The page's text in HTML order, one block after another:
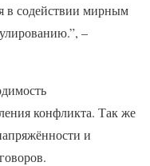
в содействии мирным
–
конфликта. Так же
и